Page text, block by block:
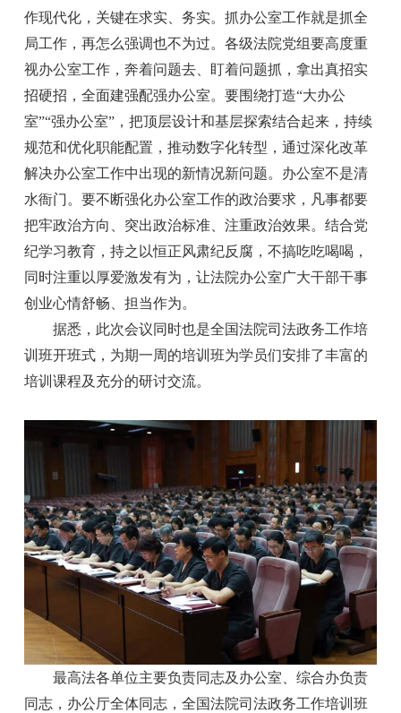
作现代化，关键在求实、务实。抓办公室工作就是抓全
局工作，再怎么强调也不为过。各级法院党组要高度重
视办公室工作，奔着问题去、盯着问题抓，拿出真招实
招硬招，全面建强配强办公室。要围绕打造“大办公
室”“强办公室”，把顶层设计和基层探索结合起来，持续
规范和优化职能配置，推动数字化转型，通过深化改革
解决办公室工作中出现的新情况新问题。办公室不是清
水衙门。要不断强化办公室工作的政治要求，凡事都要
把牢政治方向、突出政治标准、注重政治效果。结合党
纪学习教育，持之以恒正风肃纪反腐，不搞吃吃喝喝，
同时注重以厚爱激发有为，让法院办公室广大干部干事
创业心情舒畅、担当作为。
据悉，此次会议同时也是全国法院司法政务工作培
训班开班式，为期一周的培训班为学员们安排了丰富的
培训课程及充分的研讨交流。
最高法各单位主要负责同志及办公室、综合办负责
同志，办公厅全体同志，全国法院司法政务工作培训班